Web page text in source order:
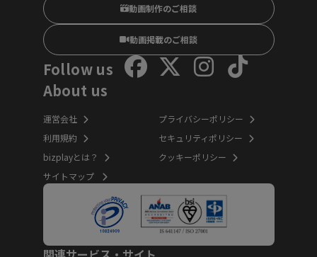
動画制作のご相談
動画掲載のご相談
Follow us
About us
運営会社
利用規約
bizplayとは？
サイトマップ
プライバシーポリシー
セキュリティポリシー
クッキーポリシー